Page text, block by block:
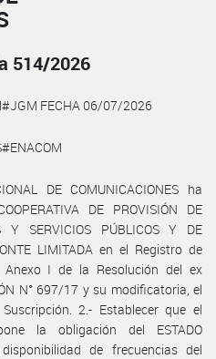
514/2026
FECHA 06/07/2026
DE COMUNICACIONES ha
DE PROVISIÓN DE
Y SERVICIOS PÚBLICOS Y DE
LIMITADA en el Registro de
I de la Resolución del ex
N° 697/17 y su modificatoria, el
2.- Establecer que el
la obligación del ESTADO
de frecuencias del